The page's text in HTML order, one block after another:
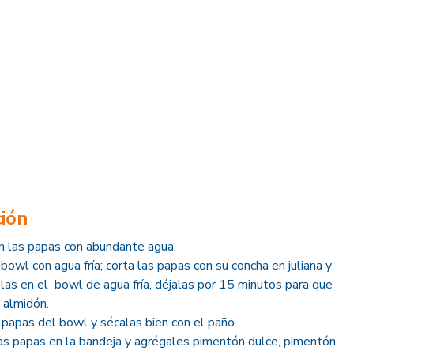
las papas con abundante agua.
con agua fría; corta las papas con su concha en juliana y
en el bowl de agua fría, déjalas por 15 minutos para que
del bowl y sécalas bien con el paño.
papas en la bandeja y agrégales pimentón dulce, pimentón